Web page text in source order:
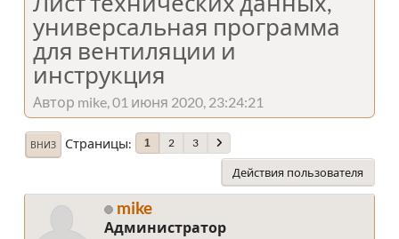
универсальная программа
для вентиляции и
инструкция
Автор mike, 01 июня 2020, 23:24:21
ВНИЗ Страницы 1 2 3
Действия пользователя
mike
Администратор